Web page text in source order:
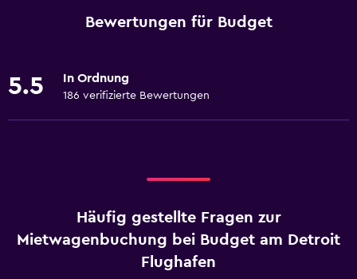
Bewertungen für Budget
5.5 In Ordnung
186 verifizierte Bewertungen
Häufig gestellte Fragen zur
Mietwagenbuchung bei Budget am Detroit
Flughafen